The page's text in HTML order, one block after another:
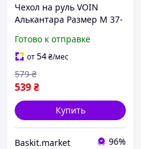
Чехол на руль VOIN
Алькантара Размер M 37-
Готово к отправке
от54₴/мес
539₴
579 ₴
Купить
Baskit.market 96%